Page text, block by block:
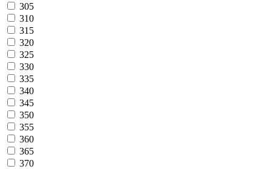
305
310
315
320
325
330
335
340
345
350
355
360
365
370